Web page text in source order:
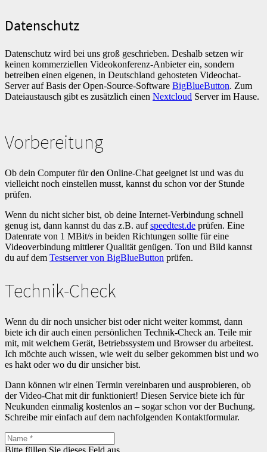
Datenschutz
Datenschutz wird bei uns groß geschrieben. Deshalb setzen wir
keinen kommerziellen Videokonferenz-Anbieter ein, sondern
betreiben einen eigenen, in Deutschland gehosteten Videochat-
Server auf Basis der Open-Source-Software BigBlueButton. Zum
Dateiaustausch gibt es zusätzlich einen Nextcloud Server im Hause.
Vorbereitung
Ob dein Computer für den Online-Chat geeignet ist und was du
vielleicht noch einstellen musst, kannst du schon vor der Stunde
prüfen.
Wenn du nicht sicher bist, ob deine Internet-Verbindung schnell
genug ist, dann kannst du das z.B. aufspeedtest.de prüfen. Eine
Datenrate von 1 MBit/s in beiden Richtungen sollte für eine
Videoverbindung mittlerer Qualität genügen. Ton und Bild kannst
du auf dem Testserver von BigBlueButton prüfen.
Technik-Check
Wenn du dir noch unsicher bist oder nicht weiter kommst, dann
biete ich dir auch einen persönlichen Technik-Check an. Teile mir
mit, mit welchem Gerät, Betriebssystem und Browser du arbeitest.
Ich möchte auch wissen, wie weit du selber gekommen bist und wo
es hakt oder wo du dir unsicher bist.
Dann können wir einen Termin vereinbaren und ausprobieren, ob
der Video-Chat mit dir funktioniert! Diesen Service biete ich für
Neukunden einmalig kostenlos an – sogar schon vor der Buchung.
Schreibe mir einfach auf dem nachfolgenden Kontaktformular.
Bitte füllen Sie dieses Feld aus.